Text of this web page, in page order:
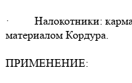
· Налокотники:
материалом Кордура.
ПРИМЕНЕНИЕ: